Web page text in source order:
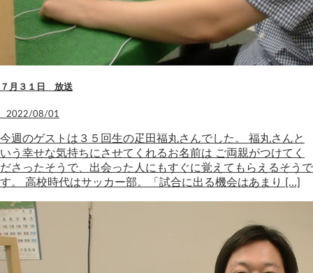
７月３１日 放送
2022/08/01
今週のゲストは３５回生の疋田福丸さんでした。 福丸さんと
いう幸せな気持ちにさせてくれるお名前は ご両親がつけてく
ださったそうで、出会った人にもすぐに覚えてもらえるそうで
す。 高校時代はサッカー部。「試合に出る機会はあまり […]